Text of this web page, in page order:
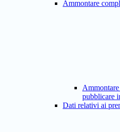
Ammontare
pubblicare
Dati relativi ai